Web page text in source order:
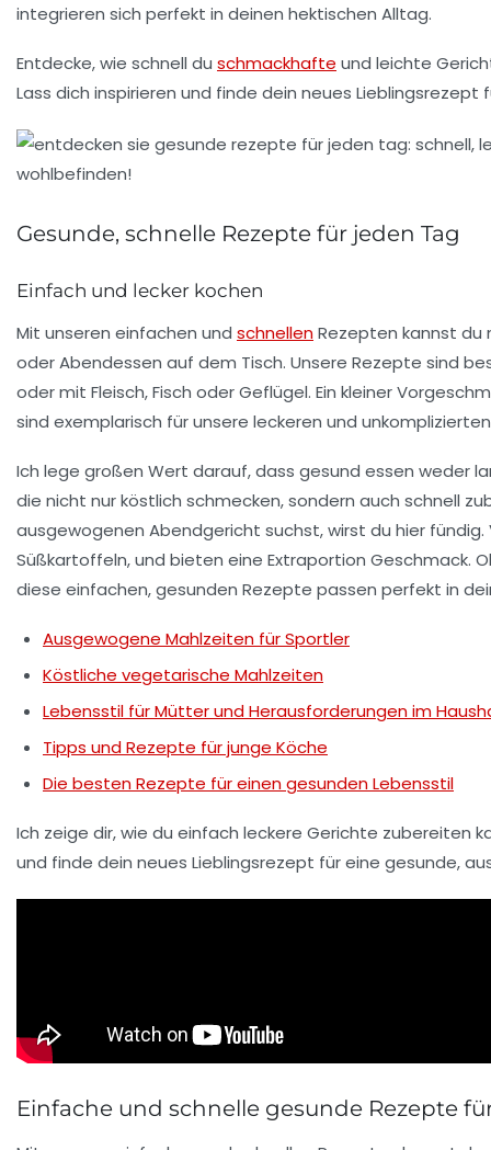
integrieren sich perfekt in deinen hektischen Alltag.
Entdecke, wie schnell du schmackhafte und leichte
Lass dich inspirieren und finde dein neues Lieblingsrezept
Gesunde, schnelle Rezepte für jeden Tag
Einfach und lecker kochen
Mit unseren einfachen und schnellenRezepten kannst du
oder Abendessen auf dem Tisch. Unsere Rezepte sind
oder mit Fleisch, Fisch oder Geflügel. Ein kleiner
sind exemplarisch für unsere leckeren und
Ich lege großen Wert darauf, dass gesund essen weder
die nicht nur köstlich schmecken, sondern auch schnell
ausgewogenen Abendgericht suchst, wirst du hier
Süßkartoffeln, und bieten eine Extraportion Geschmack.
diese einfachen, gesunden Rezepte passen perfekt in
Ausgewogene Mahlzeiten für Sportler
Köstliche vegetarische Mahlzeiten
Lebensstil für Mütter und Herausforderungen im
Tipps und Rezepte für junge Köche
Die besten Rezepte für einen gesunden Lebensstil
Ich zeige dir, wie du einfach leckere Gerichte zubereiten
und finde dein neues Lieblingsrezept für eine gesunde,
Einfache und schnelle gesunde Rezepte